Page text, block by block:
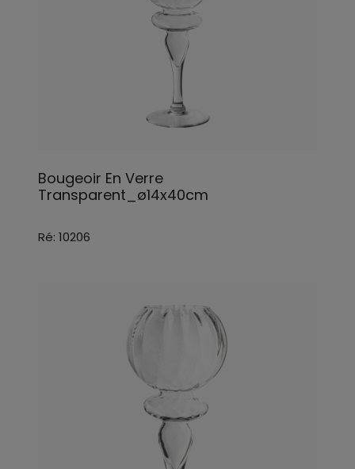
Bougeoir En Verre
Transparent_ø14x40cm
Ré: 10206